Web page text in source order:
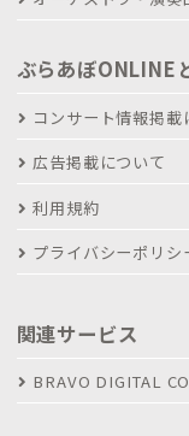
ぶらあぼONLINE
コンサート情報掲載
広告掲載について
利用規約
プライバシーポリシ
関連サービス
BRAVO DIGITAL